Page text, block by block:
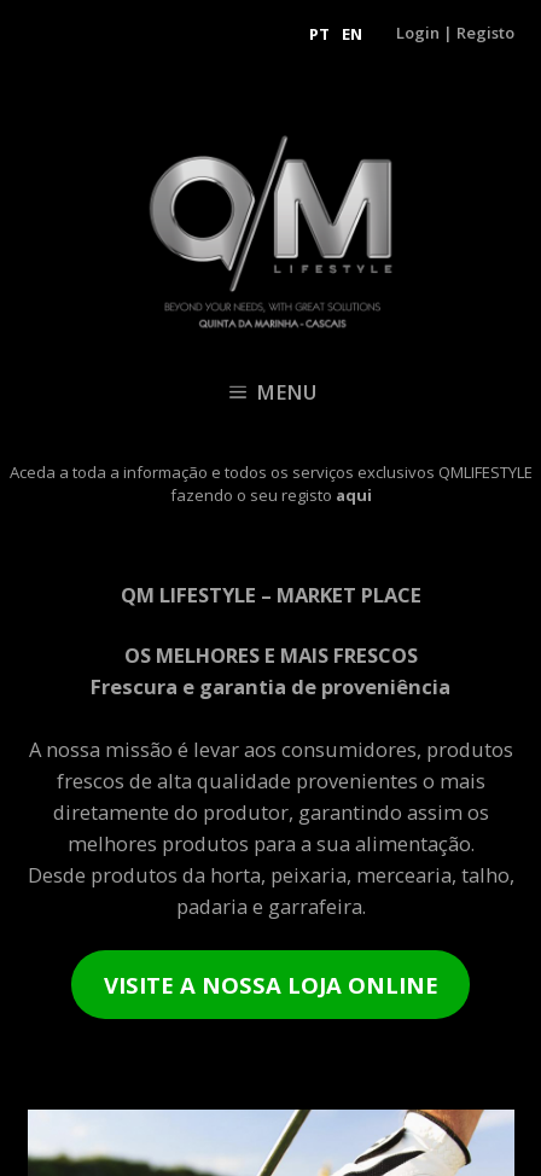
PT EN Login | Registo
MENU
Aceda a toda a informação e todos os serviços exclusivos QMLIFESTYLE
fazendo o seu registo aqui
QM LIFESTYLE – MARKET PLACE
OS MELHORES E MAIS FRESCOS
Frescura e garantia de proveniência
A nossa missão é levar aos consumidores, produtos
frescos de alta qualidade provenientes o mais
diretamente do produtor, garantindo assim os
melhores produtos para a sua alimentação.
Desde produtos da horta, peixaria, mercearia, talho,
padaria e garrafeira.
VISITE A NOSSA LOJA ONLINE